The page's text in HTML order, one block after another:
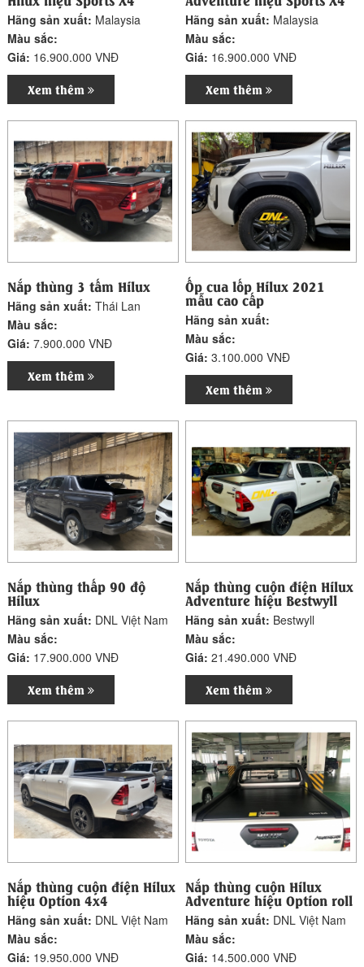
Hãng sản xuất: Malaysia
Màu sắc:
Giá: 16.900.000 VNĐ
Xem thêm
Hãng sản xuất: Malaysia
Màu sắc:
Giá: 16.900.000 VNĐ
Xem thêm
Nắp thùng 3 tấm Hilux
Hãng sản xuất:Thái Lan
Màu sắc:
Giá:7.900.000 VNĐ
Xem thêm
Ốp cua lốp Hilux 2021
mẫu cao cấp
Hãng sản xuất:
Màu sắc:
Giá:3.100.000 VNĐ
Xem thêm
Nắp thùng thấp 90 độ
Hilux
Hãng sản xuất: DNL Việt Nam
Màu sắc:
Giá: 17.900.000 VNĐ
Xem thêm
Nắp thùng cuộn điện Hilux
Adventure hiệu Bestwyll
Hãng sản xuất: Bestwyll
Màu sắc:
Giá:21.490.000 VNĐ
Xem thêm
Nắp thùng cuộn điện Hilux
hiệu Option 4x4
Hãng sản xuất: DNL Việt Nam
Màu sắc:
Giá: 19.950.000 VNĐ
Nắp thùng cuộn Hilux
Adventure hiệu Option roll
Hãng sản xuất: DNL Việt Nam
Màu sắc:
Giá: 14.500.000 VNĐ